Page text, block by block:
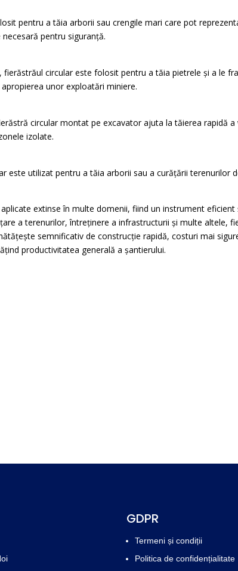
pentru a tăia arborii sau crengile mari care pot
pentru siguranță.
circular este folosit pentru a tăia pietrele și a le
unor exploatări miniere.
circular montat pe excavator ajuta la tăierea rapidă
izolate.
este utilizat pentru a tăia arborii sau a curățării terenurilor
extinse în multe domenii, fiind un instrument
a terenurilor, întreținere a infrastructurii și multe altele,
semnificativ de construcție rapidă, costuri mai
productivitatea generală a șantierului.
GDPR
Termeni și condiții
Politica de confidențialitate